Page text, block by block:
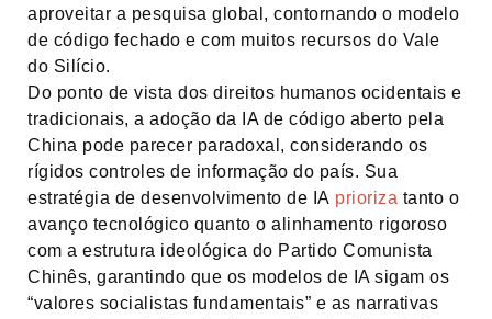
aproveitar a pesquisa global, contornando o modelo
de código fechado e com muitos recursos do Vale
do Silício.
Do ponto de vista dos direitos humanos ocidentais e
tradicionais, a adoção da IA de código aberto pela
China pode parecer paradoxal, considerando os
rígidos controles de informação do país. Sua
estratégia de desenvolvimento de IA prioriza tanto o
avanço tecnológico quanto o alinhamento rigoroso
com a estrutura ideológica do Partido Comunista
Chinês, garantindo que os modelos de IA sigam os
“valores socialistas fundamentais” e as narrativas